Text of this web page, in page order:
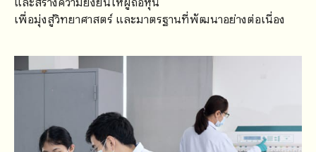
เพื่อมุ่งสู่วิทยาศาสตร์ และมาตรฐานที่พัฒนาอย่างต่อเนื่อง